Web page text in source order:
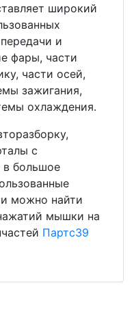
широкий
и
фары, части
части осей,
зажигания,
охлаждения.
с
в большое
можно найти
мышки на
Партс39